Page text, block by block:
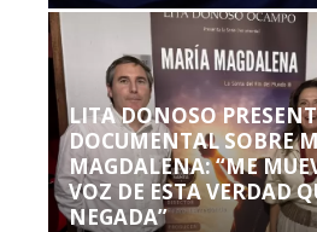
LITA DONOSO
DOCUMENTAL SOBRE
MAGDALENA: “ME
VOZ DE ESTA VERDAD
NEGADA”